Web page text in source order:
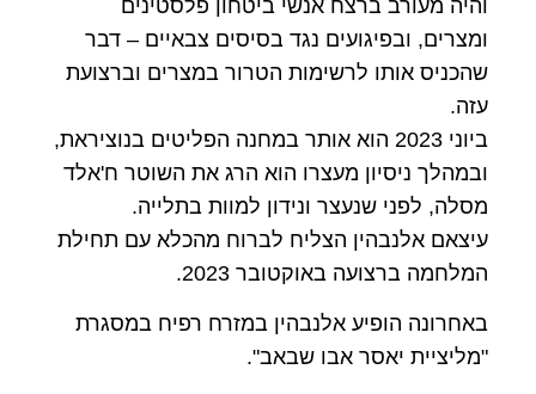
והיה מעורב ברצח אנשי ביטחון פלסטינים
ומצרים, ובפיגועים נגד בסיסים צבאיים – דבר
שהכניס אותו לרשימות הטרור במצרים וברצועת
עזה.
ביוני 2023 הוא אותר במחנה הפליטים בנוציראת,
ובמהלך ניסיון מעצרו הוא הרג את השוטר ח'אלד
מסלה, לפני שנעצר ונידון למוות בתלייה.
עיצאם אלנבהין הצליח לברוח מהכלא עם תחילת
המלחמה ברצועה באוקטובר 2023.
באחרונה הופיע אלנבהין במזרח רפיח במסגרת
"מליציית יאסר אבו שבאב".